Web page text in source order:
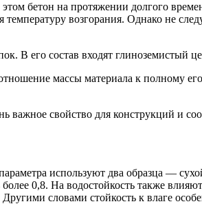
бетон на протяжении долгого
возгорания. Однако не
В его состав входят глиноземистый
массы материала к полному
важное свойство для конструкций и
используют два образца —
0,8. На водостойкость также
словами стойкость к влаге